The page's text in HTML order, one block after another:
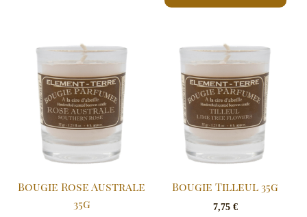
Bougie Rose Australe
35g
Bougie Tilleul 35g
7,75 €